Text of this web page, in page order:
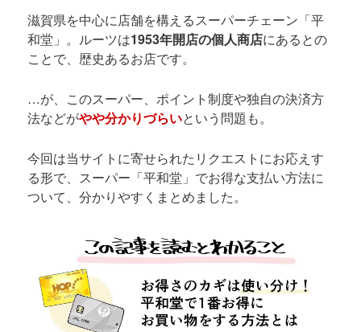
滋賀県を中心に店舗を構えるスーパーチェーン「平
和堂」。ルーツは1953年開店の個人商店にあるとの
ことで、歴史あるお店です。
…が、このスーパー、ポイント制度や独自の決済方
法などがやや分かりづらいという問題も。
今回は当サイトに寄せられたリクエストにお応えす
る形で、スーパー「平和堂」でお得な支払い方法に
ついて、分かりやすくまとめました。